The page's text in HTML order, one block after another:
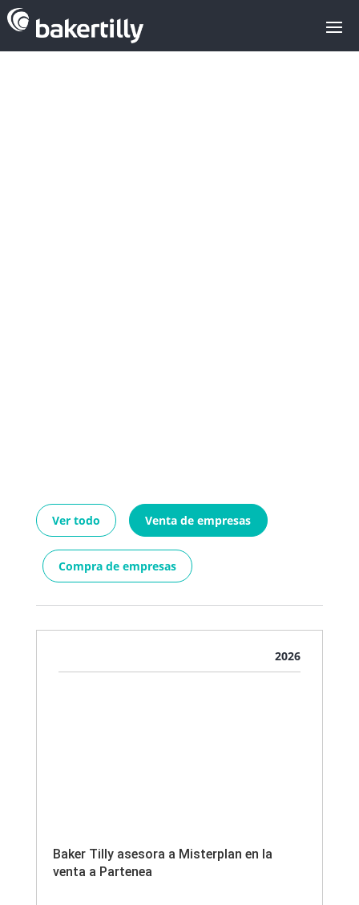
Ver todo Venta de empresas
Compra de empresas
2026
Baker Tilly asesora a Misterplan en la
venta a Partenea